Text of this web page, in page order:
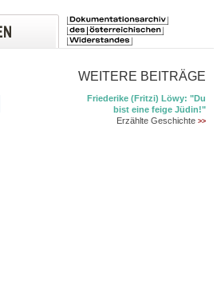
WEITERE BEITRÄGE
Friederike (Fritzi) Löwy: "Du
bist eine feige Jüdin!"
Erzählte Geschichte >>